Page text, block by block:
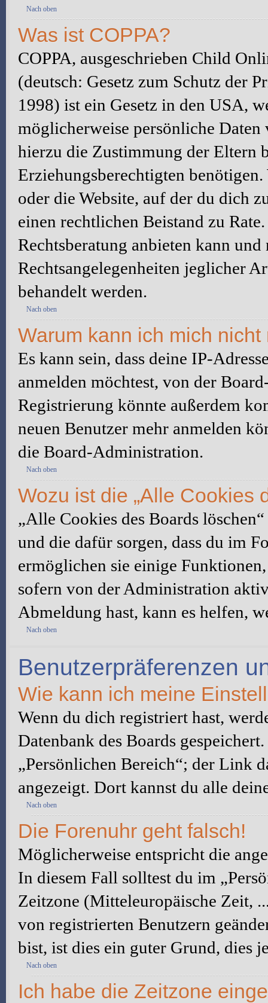
Nach oben
Was ist COPPA?
COPPA, ausgeschrieben Child
(deutsch: Gesetz zum Schutz der
1998) ist ein Gesetz in den USA,
möglicherweise persönliche
hierzu die Zustimmung der Eltern
Erziehungsberechtigten
oder die Website, auf der du dich
einen rechtlichen Beistand zu
Rechtsberatung anbieten kann
Rechtsangelegenheiten jeglicher
behandelt werden.
Nach oben
Warum kann ich mich nicht
Es kann sein, dass deine IP-
anmelden möchtest, von der
Registrierung könnte außerdem
neuen Benutzer mehr anmelden
die Board-Administration.
Nach oben
Wozu ist die „Alle Cookies
„Alle Cookies des Boards
und die dafür sorgen, dass du im
ermöglichen sie einige
sofern von der Administration
Abmeldung hast, kann es helfen,
Nach oben
Benutzerpräferenzen
Wie kann ich meine
Wenn du dich registriert hast,
Datenbank des Boards
„Persönlichen Bereich“; der Link
angezeigt. Dort kannst du alle
Nach oben
Die Forenuhr geht falsch!
Möglicherweise entspricht die
In diesem Fall solltest du im
Zeitzone (Mitteleuropäische Zeit,
von registrierten Benutzern
bist, ist dies ein guter Grund, dies
Nach oben
Ich habe die Zeitzone